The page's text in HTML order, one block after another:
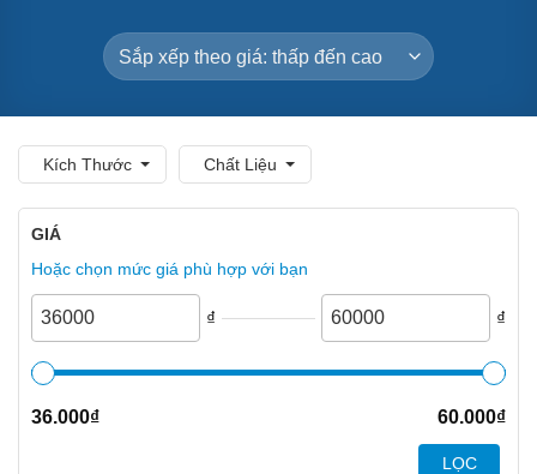
Kích Thước Chất Liệu
GIÁ
Hoặc chọn mức giá phù hợp với bạn
₫ ₫
36.000₫ 60.000₫
LỌC